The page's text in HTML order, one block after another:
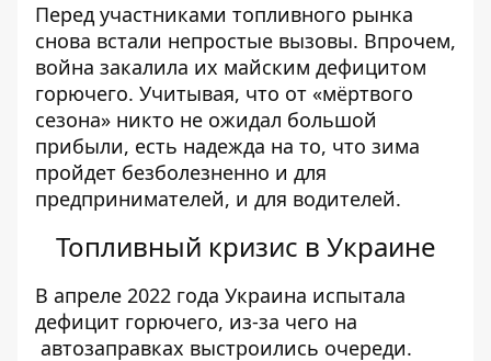
Перед участниками топливного рынка
снова встали непростые вызовы. Впрочем,
война закалила их майским дефицитом
горючего. Учитывая, что от «мёртвого
сезона» никто не ожидал большой
прибыли, есть надежда на то, что зима
пройдет безболезненно и для
предпринимателей, и для водителей.
Топливный кризис в Украине
В апреле 2022 года Украина испытала
дефицит горючего, из-за чего на
автозаправках выстроились очереди.